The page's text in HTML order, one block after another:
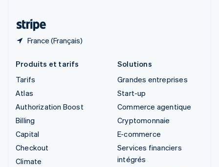
France (Français)
Produits et tarifs
Tarifs
Atlas
Authorization Boost
Billing
Capital
Checkout
Climate
Solutions
Grandes entreprises
Start-up
Commerce agentique
Cryptomonnaie
E-commerce
Services financiers
intégrés